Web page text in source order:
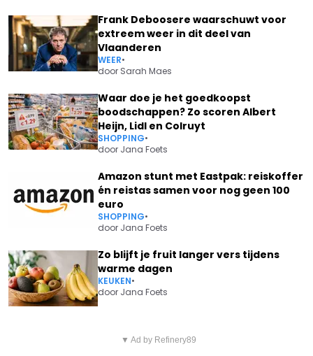
Frank Deboosere waarschuwt voor
extreem weer in dit deel van
Vlaanderen
WEER•
door Sarah Maes
Waar doe je het goedkoopst
boodschappen? Zo scoren Albert
Heijn, Lidl en Colruyt
SHOPPING•
door Jana Foets
Amazon stunt met Eastpak: reiskoffer
én reistas samen voor nog geen 100
euro
SHOPPING•
door Jana Foets
Zo blijft je fruit langer vers tijdens
warme dagen
KEUKEN•
door Jana Foets
HUGO SIGAL HEEFT GEWELDIG
▼ Ad by Refinery89